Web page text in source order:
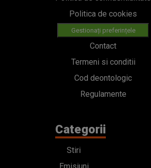
Politica de cookies
Gestionați preferințele
Contact
Termeni si conditii
Cod deontologic
Regulamente
Categorii
Stiri